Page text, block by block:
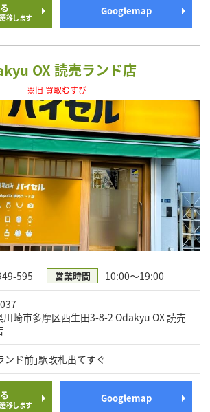
移します
Googlemap
OX 読売ランド店
※旧 買取むすび
595 営業時間 10:00～19:00
川崎市多摩区西生田3-8-2 Odakyu OX 読売
ンド前｣駅改札出てすぐ
移します
Googlemap